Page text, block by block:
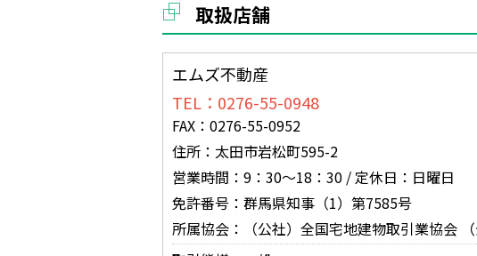
取扱店舗
エムズ不動産
TEL：0276-55-0948
FAX：0276-55-0952
住所：太田市岩松町595-2
営業時間：9：30～18：30 / 定休日：日曜日
免許番号：群馬県知事（1）第7585号
所属協会：（公社）全国宅地建物取引業協会